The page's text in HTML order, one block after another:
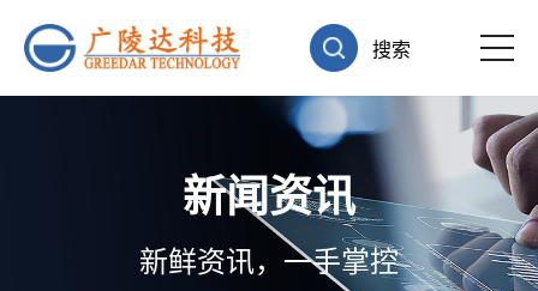
搜索
新闻资讯
新鲜资讯，一手掌控